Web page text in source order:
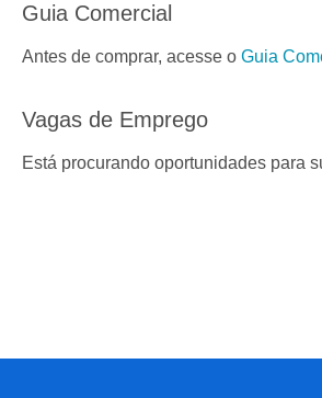
Guia Comercial
Antes de comprar, acesse o Guia
Vagas de Emprego
Está procurando oportunidades para